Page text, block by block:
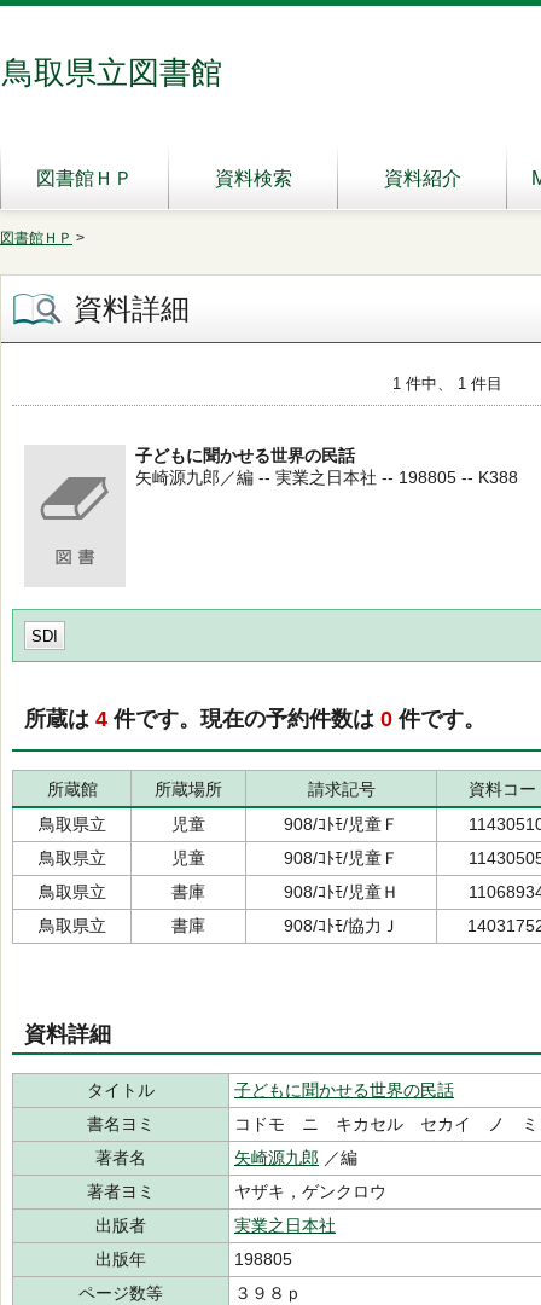
鳥取県立図書館
図書館ＨＰ 資料検索 資料紹介
図書館ＨＰ >
資料詳細
1 件中、 1 件目
子どもに聞かせる世界の民話
矢崎源九郎／編 -- 実業之日本社 -- 198805 -- K388
SDI
所蔵は 4 件です。現在の予約件数は 0 件です。
所蔵館 所蔵場所 請求記号
資料コー
鳥取県立
児童 908/ｺﾄﾓ/児童Ｆ
鳥取県立
児童 908/ｺﾄﾓ/児童Ｆ
鳥取県立
書庫 908/ｺﾄﾓ/児童Ｈ
鳥取県立
書庫 908/ｺﾄﾓ/協力Ｊ
資料詳細
タイトル
子どもに聞かせる世界の民話
書名ヨミ
コドモ ニ キカセル セカイ ノ ミ
著者名
矢崎源九郎 ／編
著者ヨミ
ヤザキ，ゲンクロウ
出版者
実業之日本社
出版年
198805
ページ数等
３９８ｐ